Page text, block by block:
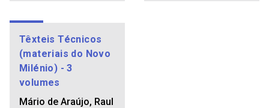
Têxteis Técnicos
(materiais do Novo
Milénio) - 3
volumes
Mário de Araújo, Raul